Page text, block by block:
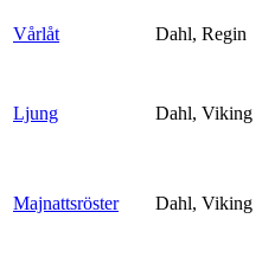
Vårlåt Dahl, Regin
Ljung Dahl, Viking
Majnattsröster Dahl, Viking